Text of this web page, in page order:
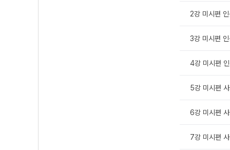
2강 미시편
3강 미시편
4강 미시편
5강 미시편
6강 미시편
7강 미시편